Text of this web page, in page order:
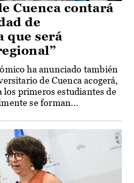
Cuenca contará
de
que será
ha anunciado también
de Cuenca acogerá,
los primeros estudiantes de
se forman...